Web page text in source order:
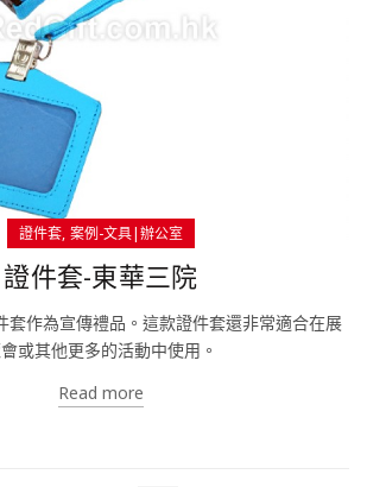
證件套 案例-文具|辦公室
證件套-東華三院
套作為宣傳禮品。這款證件套還非常適合在展
或其他更多的活動中使用。
Read more